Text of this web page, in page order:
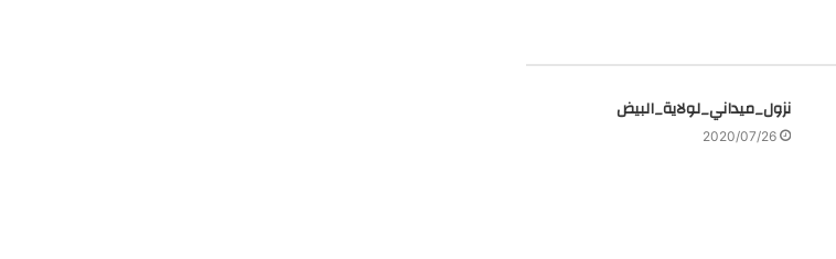
نزول_ميداني_لولاية_البيض
2020/07/26